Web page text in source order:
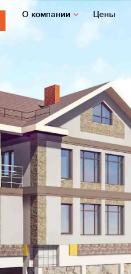
О компании Цены